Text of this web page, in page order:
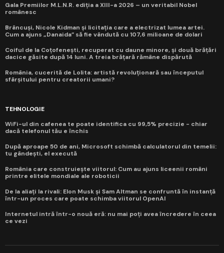
Gala Premiilor M.L.N.R. ediția a XIII-a 2026 – un veritabil Nobel
românesc
Brâncuși, Nicole Kidman și licitația care a electrizat lumea artei.
Cum a ajuns „Danaida” să fie vândută cu 107,6 milioane de dolari
Coiful de la Coțofenești, recuperat cu daune minore, și două brățări
dacice găsite după 14 luni. A treia brățară rămâne dispărută
România, cucerită de Lolita: artistă revoluționară sau începutul
sfârșitului pentru creatorii umani?
TEHNOLOGIE
WiFi-ul din cafenea te poate identifica cu 99,5% precizie - chiar
dacă telefonul tău e închis
După aproape 50 de ani, Microsoft schimbă calculatorul din temelii:
tu gândești, el execută
România care construiește viitorul: Cum au ajuns liceenii români
printre elitele mondiale ale roboticii
De la aliați la rivali: Elon Musk și Sam Altman se confruntă în instanță
într-un proces care poate schimba viitorul OpenAI
Internetul intră într-o nouă eră: nu mai poți avea încredere în ceea
ce vezi